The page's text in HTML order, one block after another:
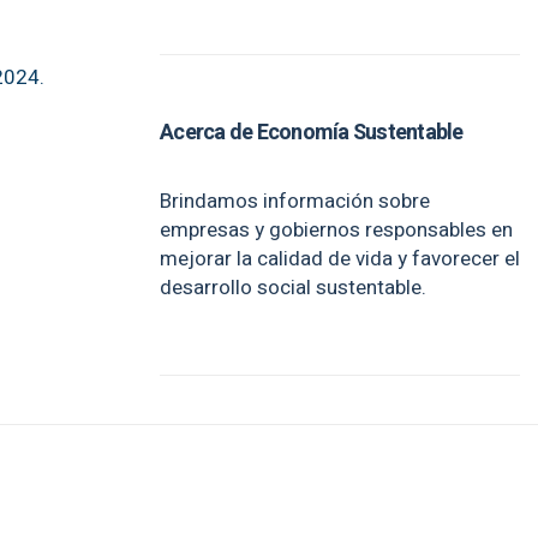
Acerca de Economía Sustentable
Brindamos información sobre
empresas y gobiernos responsables en
mejorar la calidad de vida y favorecer el
desarrollo social sustentable.